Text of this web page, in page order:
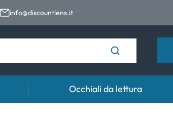
info@discountlens.it
Occhiali da lettura